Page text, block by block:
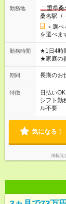
勤務地
三重県桑
桑名駅 /
＜選
を選べま
勤務時間
★1日4時
★家庭の
※シフトはご
1日7時間
仕事をご紹介できます
せくださ
期間 長期のお
特徴 日払いOK
シフト勤
ル不要
気になる！
掲載元